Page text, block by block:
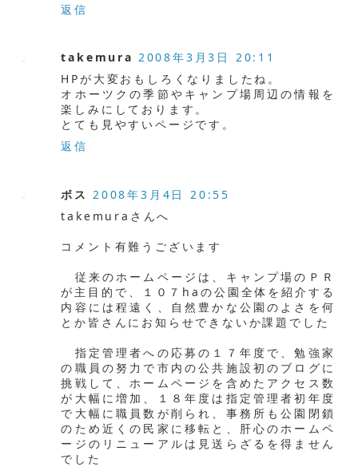
返信
takemura 2008年3月3日 20:11
HPが大変おもしろくなりましたね。
オホーツクの季節やキャンプ場周辺の情報を
楽しみにしております。
とても見やすいページです。
返信
ボス 2008年3月4日 20:55
takemuraさんへ
コメント有難うございます
従来のホームページは、キャンプ場のＰＲ
が主目的で、１０７haの公園全体を紹介する
内容には程遠く、自然豊かな公園のよさを何
とか皆さんにお知らせできないか課題でした
指定管理者への応募の１７年度で、勉強家
の職員の努力で市内の公共施設初のブログに
挑戦して、ホームページを含めたアクセス数
が大幅に増加、１８年度は指定管理者初年度
で大幅に職員数が削られ、事務所も公園閉鎖
のため近くの民家に移転と、肝心のホームペ
ージのリニューアルは見送らざるを得ません
でした